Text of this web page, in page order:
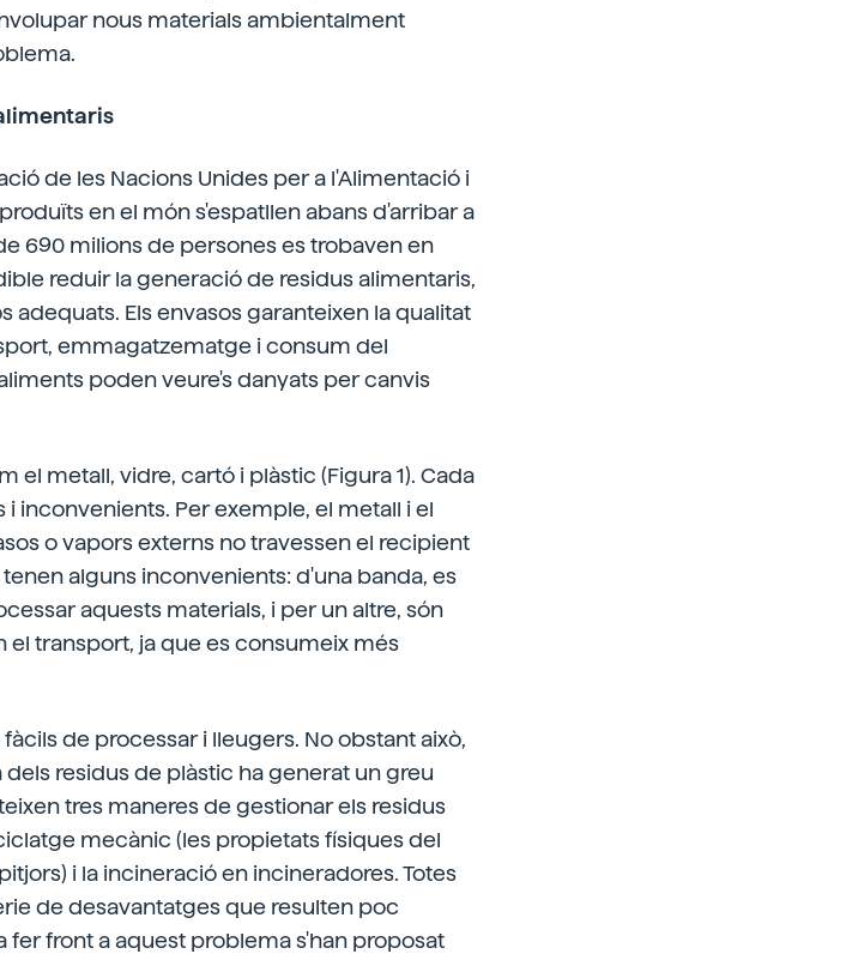
nous materials ambientalment
de les Nacions Unides per a l'Alimentació i
en el món s'espatllen abans d'arribar a
690 milions de persones es trobaven en
reduir la generació de residus alimentaris,
adequats. Els envasos garanteixen la qualitat
emmagatzematge i consum del
poden veure's danyats per canvis
el metall, vidre, cartó i plàstic (Figura 1). Cada
inconvenients. Per exemple, el metall i el
o vapors externs no travessen el recipient
alguns inconvenients: d'una banda, es
aquests materials, i per un altre, són
el transport, ja que es consumeix més
de processar i lleugers. No obstant això,
residus de plàstic ha generat un greu
tres maneres de gestionar els residus
mecànic (les propietats físiques del
i la incineració en incineradores. Totes
de desavantatges que resulten poc
front a aquest problema s'han proposat